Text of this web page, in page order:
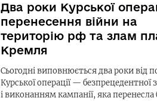
Два роки Курської
перенесення війни на
територію рф та злам
Кремля
Сьогодні виповнюється два роки від
Курської операції — безпрецедентної
і виконанням кампанії, яка перенесла